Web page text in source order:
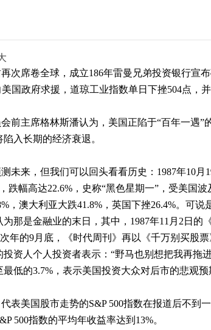
次席卷全球，成立186年雷曼兄弟投资银行宣
美国政府求援，道琼工业指数单日下挫504点，
前主席格林斯潘认为，美国正陷于“百年一遇
入长期的经济衰退。
未来，但我们可以回头看看历史： 1987年10月
跌幅高达22.6% ，史称“黑色星期一”，受美国
，澳大利亚大跌41.8% ，英国下挫26.4%。可说
那是金融业的末日，其中， 1987年11 月 2 日 的
年的9月底，《时代周刊》再以《千万别买股票
资人个人投资者表示：“野马也别想把我再拖
最低的3.7% ，表示美国投资大众对后市的悲观预
表美国股市走势的S&P 500指数在报道后不到
500指数的平均年收益率达到 13%。